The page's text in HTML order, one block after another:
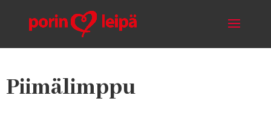
Piimälimppu